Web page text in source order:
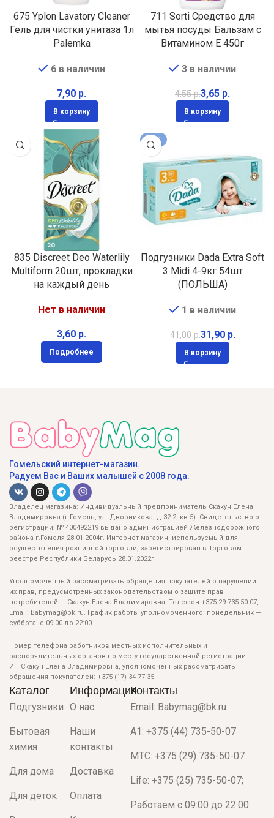
675 Yplon Lavatory Cleaner
Гель для чистки унитаза 1л
Palemka
6 в наличии
р.
В корзину
711 Sorti Средство для
мытья посуды Бальзам с
Витамином Е 450г
3 в наличии
4,55р.3,65 р.
В корзину
835 Discreet Deo Waterlily
Multiform 20шт, прокладки
на каждый день
Нет в наличии
р.
Подробнее
-22%
Подгузники Dada Extra Soft
3 Midi 4-9кг 54шт
(ПОЛЬША)
1 в наличии
41,00р.31,90 р.
В корзину
Гомельский интернет-магазин.
Радуем Вас и Ваших малышей с 2008 года.
Владелец магазина: Индивидуальный предприниматель Скакун Елена
Владимировна (г.Гомель, ул. Дворникова, д.32-2, кв.5). Свидетельство о
регистрации: № 400492219 выдано администрацией Железнодорожного
района г.Гомеля 28.01.2004г. Интернет-магазин, используемый для
осуществления розничной торговли, зарегистрирован в Торговом
реестре Республики Беларусь 28.01.2022г.
Уполномоченный рассматривать обращения покупателей о нарушении
их прав, предусмотренных законодательством о защите прав
потребителей — Скакун Елена Владимировна: Телефон +375 29 735 50 07,
Email: Babymag@bk.ru. График работы уполномоченного: понедельник —
суббота: с 09:00 до 22:00
Номер телефона работников местных исполнительных и
распорядительных органов по месту государственной регистрации
ИП Скакун Елена Владимировна, уполномоченных рассматривать
обращения покупателей: +375 (17) 34-77-35.
Каталог
Подгузники
Бытовая
химия
Для дома
Для деток
Информация
О нас
Наши
контакты
Доставка
Оплата
Контакты
Email: Babymag@bk.ru
A1: +375 (44) 735-50-07
МТС: +375 (29) 735-50-07
Life: +375 (25) 735-50-07;
Работаем с 09:00 до 22:00